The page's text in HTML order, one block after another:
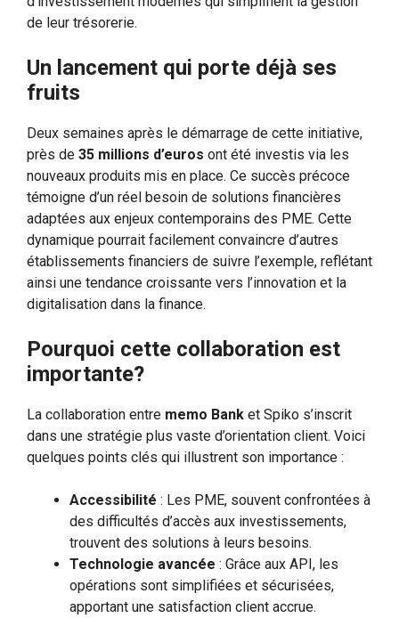
de leur trésorerie.
Un lancement qui porte déjà ses
fruits
Deux semaines après le démarrage de cette initiative,
près de 35 millions d’euros ont été investis via les
nouveaux produits mis en place. Ce succès précoce
témoigne d’un réel besoin de solutions financières
adaptées aux enjeux contemporains des PME. Cette
dynamique pourrait facilement convaincre d’autres
établissements financiers de suivre l’exemple, reflétant
ainsi une tendance croissante vers l’innovation et la
digitalisation dans la finance.
Pourquoi cette collaboration est
importante?
La collaboration entre memo Bank et Spiko s’inscrit
dans une stratégie plus vaste d’orientation client. Voici
quelques points clés qui illustrent son importance :
Accessibilité : Les PME, souvent confrontées à
des difficultés d’accès aux investissements,
trouvent des solutions à leurs besoins.
Technologie avancée : Grâce aux API, les
opérations sont simplifiées et sécurisées,
apportant une satisfaction client accrue.